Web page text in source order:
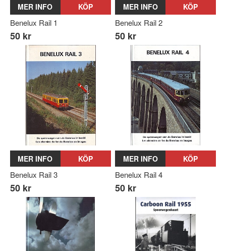
MER INFO KÖP
Benelux Rail 1
50 kr
MER INFO KÖP
Benelux Rail 2
50 kr
MER INFO KÖP
Benelux Rail 3
50 kr
MER INFO KÖP
Benelux Rail 4
50 kr